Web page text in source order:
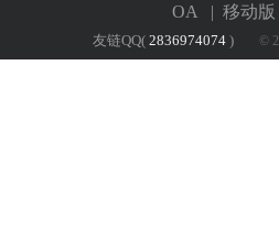
OA | 移动
友链QQ( 2836974074 ) ©